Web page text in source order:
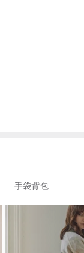
手袋背包